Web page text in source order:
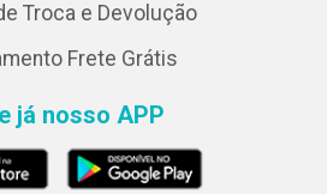
Troca e Devolução
Frete Grátis
já nosso APP